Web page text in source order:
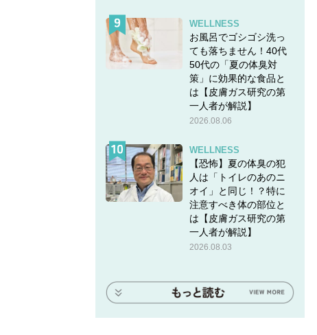
WELLNESS
お風呂でゴシゴシ洗っ
ても落ちません！40代
50代の「夏の体臭対
策」に効果的な食品と
は【皮膚ガス研究の第
一人者が解説】
2026.08.06
WELLNESS
【恐怖】夏の体臭の犯
人は「トイレのあのニ
オイ」と同じ！？特に
注意すべき体の部位と
は【皮膚ガス研究の第
一人者が解説】
2026.08.03